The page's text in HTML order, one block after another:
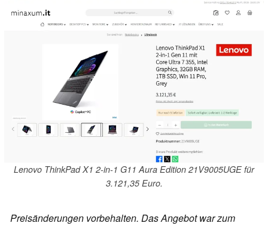
Lenovo ThinkPad X1 2-in-1 G11 Aura Edition 21V9005UGE für
3.121,35 Euro.
Preisänderungen vorbehalten. Das Angebot war zum